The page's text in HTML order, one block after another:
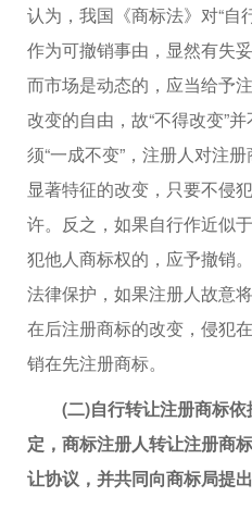
认为，我国《商标法》对“
作为可撤销事由，显然有失
而市场是动态的，应当给予
改变的自由，故“不得改变”
须“一成不变”，注册人对注
显著特征的改变，只要不侵
许。反之，如果自行作近似
犯他人商标权的，应予撤销
法律保护，如果注册人故意
在后注册商标的改变，侵犯
销在先注册商标。
(二)自行转让注册商标
定，商标注册人转让注册商
让协议，并共同向商标局提出